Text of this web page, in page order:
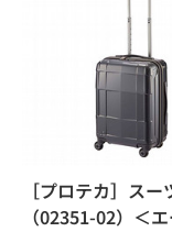
［プロテカ］スー
（02351-02）＜